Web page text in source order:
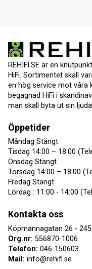
REHIFI.SE är en
HiFi. Sortimentet skall
en hög service mot våra
begagnad HiFi i
man skall byta ut sin
Öppetider
Måndag Stängt
Tisdag 14:00 – 18:00
Onsdag Stängt
Torsdag 14:00 – 18:00
Fredag Stängt
Lördag : 11:00 - 14:00
Kontakta oss
Köpmannagatan 26 -
Org.nr: 556870-1006
Telefon: 046-150603
Mail: info@rehifi.se